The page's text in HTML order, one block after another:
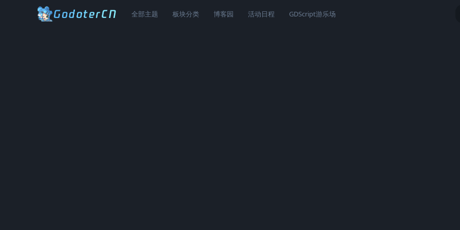
全部主题 板块分类 博客园 活动日程 GDScript游乐场